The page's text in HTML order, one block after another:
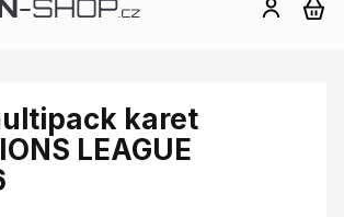
karet
LEAGUE